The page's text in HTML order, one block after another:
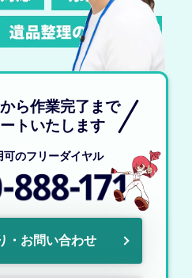
ら作業完了まで
トいたします
可のフリーダイヤル
・お問い合わせ